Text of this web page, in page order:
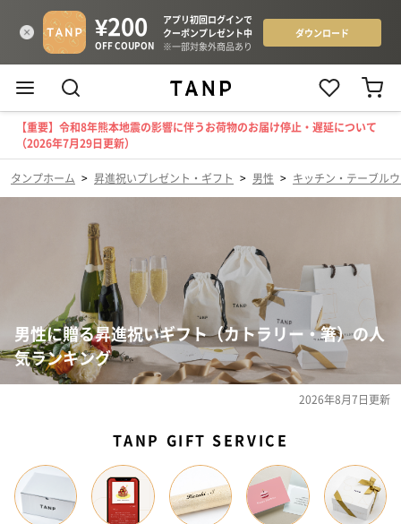
【重要】令和8年熊本地震の影響に伴うお荷物のお届け停止・遅延について
（2026年7月29日更新）
タンプホーム > 昇進祝いプレゼント・ギフト > 男性 > キッチン・テーブル
男性に贈る昇進祝いギフト（カトラリー・箸）の人
気ランキング
2026年8月7日更新
TANP GIFT SERVICE